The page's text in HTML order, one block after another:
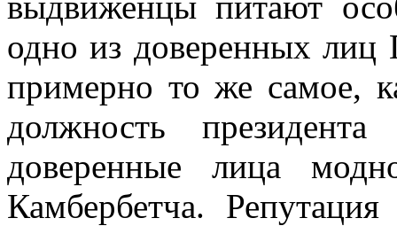
одно из доверенных лиц
примерно то же самое,
должность
доверенные лица
Камбербетча.